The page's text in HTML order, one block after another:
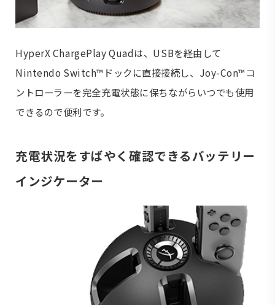
HyperX ChargePlay Quadは、USBを経由して
Nintendo Switch™ドックに直接接続し、Joy-Con™コ
ントローラーを完全充電状態に保ちながらいつでも使用
できるので便利です。
充電状況をすばやく確認できるバッテリー
インジケーター